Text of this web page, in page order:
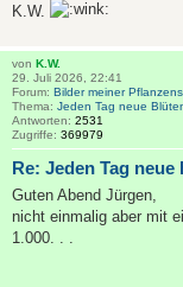
K.W.
von K.W.
29. Juli 2026, 22:41
Forum: Bilder meiner
Thema: Jeden Tag neue
Antworten: 2531
Zugriffe: 369979
Re: Jeden Tag
Guten Abend Jürgen,
nicht einmalig aber mit
1.000. . .